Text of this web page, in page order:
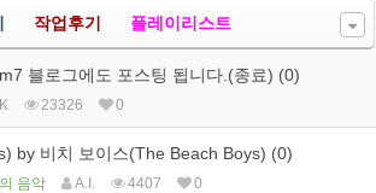
작업후기 플레이리스트
블로그에도 포스팅 됩니다.(종료) (0)
23326 0
by 비치 보이스(The Beach Boys) (0)
음악 A.I. 4407 0